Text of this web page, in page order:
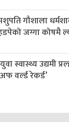
गौशाला
जग्गा कोषमै
युवा स्वास्थ्य उद्यमी
अफ वर्ल्ड रेकर्ड’